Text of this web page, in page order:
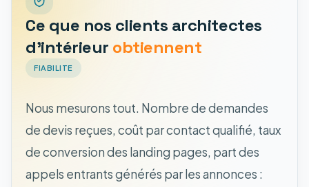
Ce que nos clients architectes
d'intérieur obtiennent
FIABILITE
Nous mesurons tout. Nombre de demandes
de devis reçues, coût par contact qualifié, taux
de conversion des landing pages, part des
appels entrants générés par les annonces :